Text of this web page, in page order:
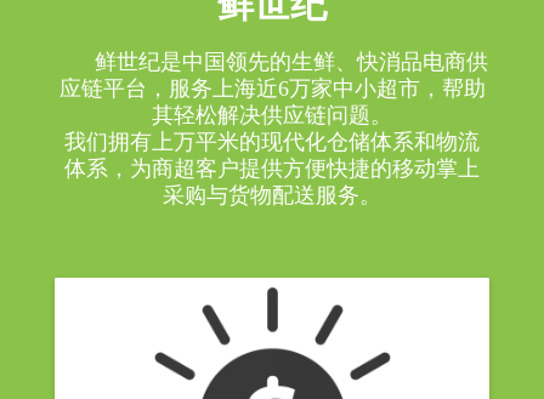
鲜世纪是中国领先的生鲜、快消品电商供
应链平台，服务上海近6万家中小超市，帮助
其轻松解决供应链问题。
我们拥有上万平米的现代化仓储体系和物流
体系，为商超客户提供方便快捷的移动掌上
采购与货物配送服务。